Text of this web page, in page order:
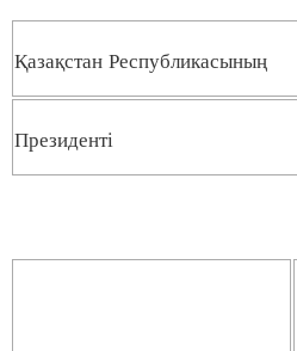
Қазақстан Республикасының
Президенті